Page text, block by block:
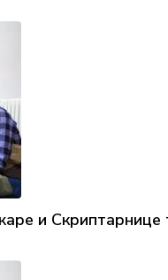
и Скриптарнице